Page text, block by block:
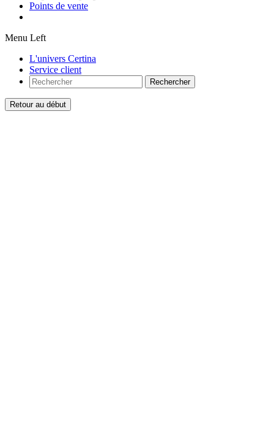
Points de vente
Menu Left
L'univers Certina
Service client
Rechercher
Retour au début